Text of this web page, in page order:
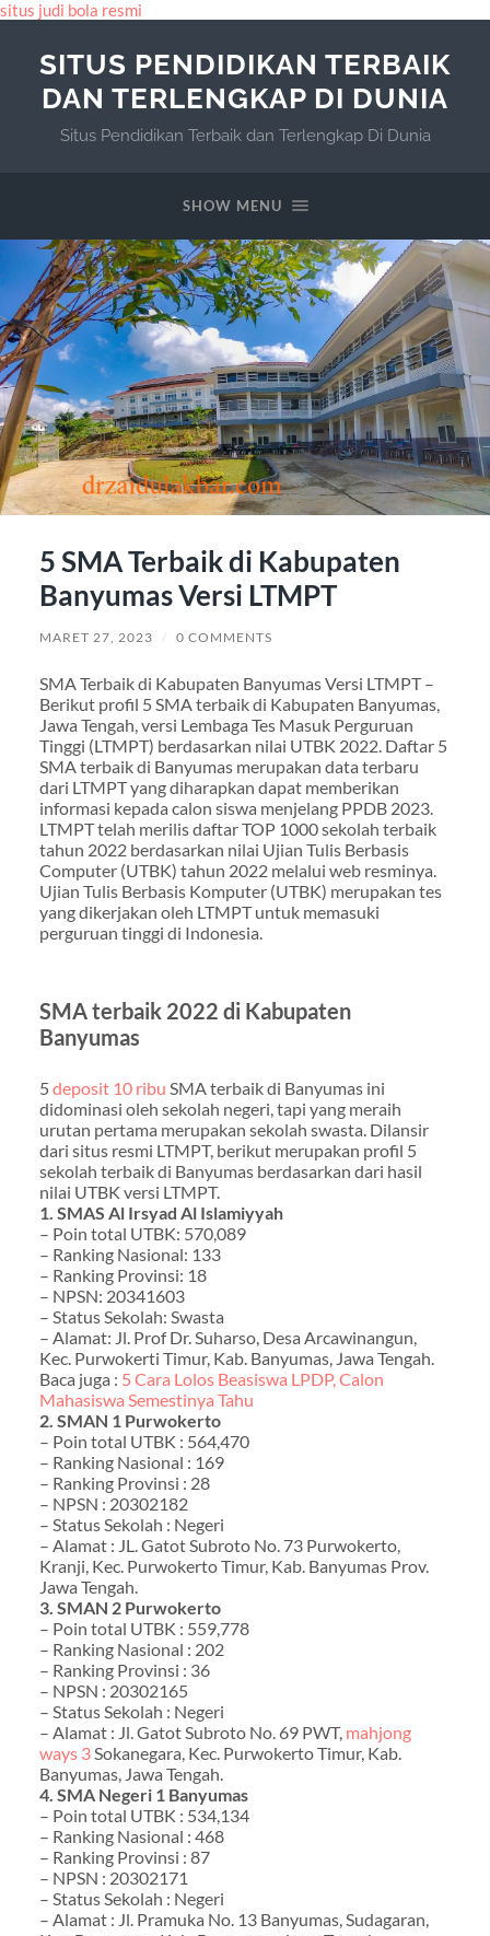
situs judi bola resmi
SITUS PENDIDIKAN TERBAIK
DAN TERLENGKAP DI DUNIA
Situs Pendidikan Terbaik dan Terlengkap Di Dunia
SHOW MENU
5 SMA Terbaik di Kabupaten
Banyumas Versi LTMPT
MARET 27, 2023 / 0 COMMENTS
SMA Terbaik di Kabupaten Banyumas Versi LTMPT –
Berikut profil 5 SMA terbaik di Kabupaten Banyumas,
Jawa Tengah, versi Lembaga Tes Masuk Perguruan
Tinggi (LTMPT) berdasarkan nilai UTBK 2022. Daftar 5
SMA terbaik di Banyumas merupakan data terbaru
dari LTMPT yang diharapkan dapat memberikan
informasi kepada calon siswa menjelang PPDB 2023.
LTMPT telah merilis daftar TOP 1000 sekolah terbaik
tahun 2022 berdasarkan nilai Ujian Tulis Berbasis
Computer (UTBK) tahun 2022 melalui web resminya.
Ujian Tulis Berbasis Komputer (UTBK) merupakan tes
yang dikerjakan oleh LTMPT untuk memasuki
perguruan tinggi di Indonesia.
SMA terbaik 2022 di Kabupaten
Banyumas
5deposit 10 ribu SMA terbaik di Banyumas ini
didominasi oleh sekolah negeri, tapi yang meraih
urutan pertama merupakan sekolah swasta. Dilansir
dari situs resmi LTMPT, berikut merupakan profil 5
sekolah terbaik di Banyumas berdasarkan dari hasil
nilai UTBK versi LTMPT.
1. SMAS Al Irsyad Al Islamiyyah
– Poin total UTBK: 570,089
– Ranking Nasional: 133
– Ranking Provinsi: 18
– NPSN: 20341603
– Status Sekolah: Swasta
– Alamat: Jl. Prof Dr. Suharso, Desa Arcawinangun,
Kec. Purwokerti Timur, Kab. Banyumas, Jawa Tengah.
Baca juga : 5 Cara Lolos Beasiswa LPDP, Calon
Mahasiswa Semestinya Tahu
2. SMAN 1 Purwokerto
– Poin total UTBK : 564,470
– Ranking Nasional : 169
– Ranking Provinsi : 28
– NPSN : 20302182
– Status Sekolah : Negeri
– Alamat : JL. Gatot Subroto No. 73 Purwokerto,
Kranji, Kec. Purwokerto Timur, Kab. Banyumas Prov.
Jawa Tengah.
3. SMAN 2 Purwokerto
– Poin total UTBK : 559,778
– Ranking Nasional : 202
– Ranking Provinsi : 36
– NPSN : 20302165
– Status Sekolah : Negeri
– Alamat : Jl. Gatot Subroto No. 69 PWT, mahjong
ways 3Sokanegara, Kec. Purwokerto Timur, Kab.
Banyumas, Jawa Tengah.
4. SMA Negeri 1 Banyumas
– Poin total UTBK : 534,134
– Ranking Nasional : 468
– Ranking Provinsi : 87
– NPSN : 20302171
– Status Sekolah : Negeri
– Alamat : Jl. Pramuka No. 13 Banyumas, Sudagaran,